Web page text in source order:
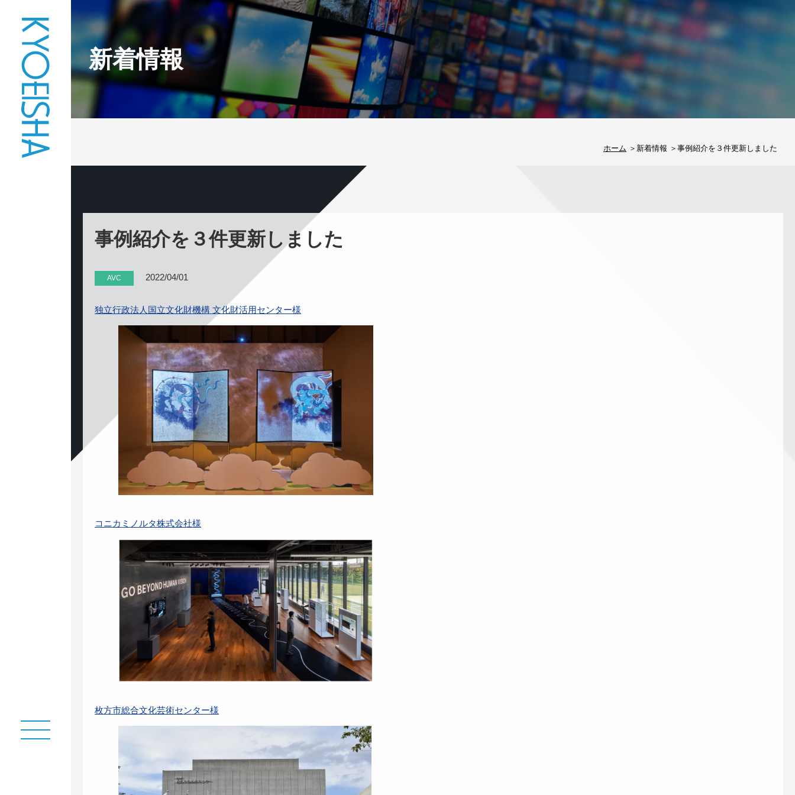
新着情報
ホーム 新着情報 事例紹介を３件更新しました
事例紹介を３件更新しました
AVC 2022/04/01
独立行政法人国立文化財機構 文化財活用センター様
コニカミノルタ株式会社様
枚方市総合文化芸術センター様